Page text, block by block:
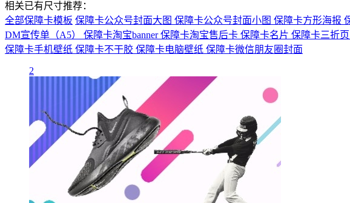
相关已有尺寸推荐：
全部保障卡模板 保障卡公众号封面大图 保障卡公众号封面小图 保障卡方形海报
DM宣传单（A5） 保障卡淘宝banner保障卡淘宝售后卡 保障卡名片 保障卡三折页
保障卡手机壁纸 保障卡不干胶 保障卡电脑壁纸 保障卡微信朋友圈封面
2